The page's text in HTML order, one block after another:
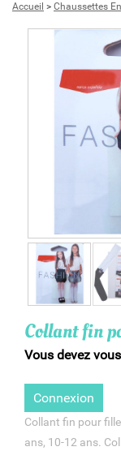
Accueil > Chaussettes
Collant fin
Vous devez
Connexion
Collant fin pour
ans, 10-12 ans.